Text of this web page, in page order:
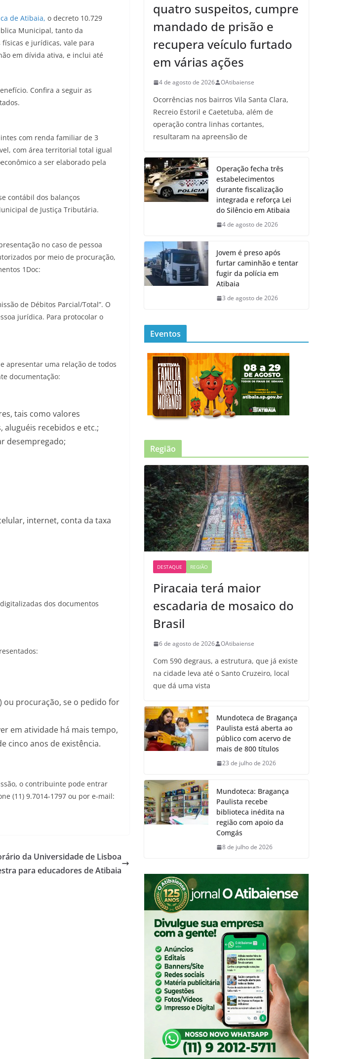
de Atibaia, o decreto 10.729
Municipal, tanto da
e jurídicas, vale para
em dívida ativa, e inclui até
Confira a seguir as
com renda familiar de 3
com área territorial total igual
a ser elaborado pela
contábil dos balanços
de Justiça Tributária.
no caso de pessoa
por meio de procuração,
1Doc:
de Débitos Parcial/Total”. O
jurídica. Para protocolar o
apresentar uma relação de todos
documentação:
tais como valores
recebidos e etc.;
desempregado;
internet, conta da taxa
dos documentos
ou procuração, se o pedido for
em atividade há mais tempo,
cinco anos de existência.
o contribuinte pode entrar
(11) 9.7014-1797 ou por e-mail:
da Universidade de Lisboa
para educadores de Atibaia
quatro suspeitos, cumpre
mandado de prisão e
recupera veículo furtado
em várias ações
4 de agosto de 2026 OAtibaiense
Ocorrências nos bairros Vila Santa Clara,
Recreio Estoril e Caetetuba, além de
operação contra linhas cortantes,
resultaram na apreensão de
Operação fecha três
estabelecimentos
durante fiscalização
integrada e reforça Lei
do Silêncio em Atibaia
4 de agosto de 2026
Jovem é preso após
furtar caminhão e tentar
fugir da polícia em
Atibaia
3 de agosto de 2026
Eventos
Região
DESTAQUE REGIÃO
Piracaia terá maior
escadaria de mosaico do
Brasil
6 de agosto de 2026 OAtibaiense
Com 590 degraus, a estrutura, que já existe
na cidade leva até o Santo Cruzeiro, local
que dá uma vista
Mundoteca de Bragança
Paulista está aberta ao
público com acervo de
mais de 800 títulos
23 de julho de 2026
Mundoteca: Bragança
Paulista recebe
biblioteca inédita na
região com apoio da
Comgás
8 de julho de 2026